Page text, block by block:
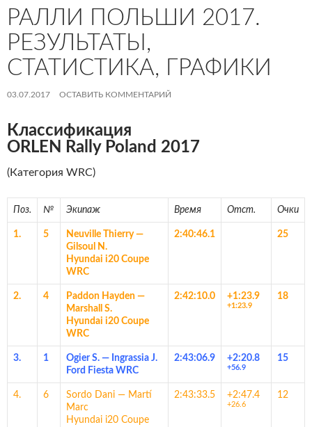
РАЛЛИ ПОЛЬШИ 2017.
РЕЗУЛЬТАТЫ,
СТАТИСТИКА, ГРАФИКИ
03.07.2017 ОСТАВИТЬ КОММЕНТАРИЙ
Классификация
ORLEN Rally Poland 2017
(Категория WRC)
Поз. № Экипаж Время Отст. Очки
1. 5 Neuville Thierry—
Gilsoul N.
Hyundai i20 Coupe
WRC
2:40:46.1 25
2. 4 Paddon Hayden —
Marshall S.
Hyundai i20 Coupe
WRC
2:42:10.0 +1:23.9
+1:23.9
18
3. 1 Ogier S. — Ingrassia J.
Ford Fiesta WRC
2:43:06.9 +2:20.8
+56.9
15
4. 6 Sordo Dani — Martí
Marc
Hyundai i20 Coupe
2:43:33.5 +2:47.4
+26.6
12